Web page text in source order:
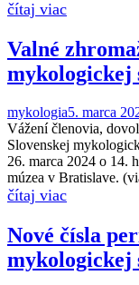
Valné
mykologickej
mykologia5. marca
Vážení členovia,
Slovenskej
26. marca 2024 o 14.
múzea v Bratislave.
Nové čísla
mykologickej